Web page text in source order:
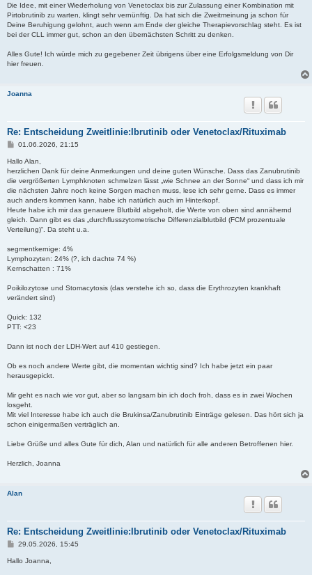
Die Idee, mit einer Wiederholung von Venetoclax bis zur Zulassung einer Kombination mit
Pirtobrutinib zu warten, klingt sehr vernünftig. Da hat sich die Zweitmeinung ja schon für
Deine Beruhigung gelohnt, auch wenn am Ende der gleiche Therapievorschlag steht. Es ist
bei der CLL immer gut, schon an den übernächsten Schritt zu denken.
Alles Gute! Ich würde mich zu gegebener Zeit übrigens über eine Erfolgsmeldung von Dir
hier freuen.
Joanna
Re: Entscheidung Zweitlinie:Ibrutinib oder Venetoclax/Rituximab
B
i
t
a
g
01.06.2026, 21:15
Hallo Alan,
herzlichen Dank für deine Anmerkungen und deine guten Wünsche. Dass das Zanubrutinib
die vergrößerten Lymphknoten schmelzen lässt „wie Schnee an der Sonne“ und dass ich mir
die nächsten Jahre noch keine Sorgen machen muss, lese ich sehr gerne. Dass es immer
auch anders kommen kann, habe ich natürlich auch im Hinterkopf.
Heute habe ich mir das genauere Blutbild abgeholt, die Werte von oben sind annähernd
gleich. Dann gibt es das „durchflusszytometrische Differenzialblutbild (FCM prozentuale
Verteilung)“. Da steht u.a.
segmentkernige: 4%
Lymphozyten: 24% (?, ich dachte 74 %)
Kernschatten : 71%
Poikilozytose und Stomacytosis (das verstehe ich so, dass die Erythrozyten krankhaft
verändert sind)
Quick: 132
PTT: <23
Dann ist noch der LDH-Wert auf 410 gestiegen.
Ob es noch andere Werte gibt, die momentan wichtig sind? Ich habe jetzt ein paar
herausgepickt.
Mir geht es nach wie vor gut, aber so langsam bin ich doch froh, dass es in zwei Wochen
losgeht.
Mit viel Interesse habe ich auch die Brukinsa/Zanubrutinib Einträge gelesen. Das hört sich ja
schon einigermaßen verträglich an.
Liebe Grüße und alles Gute für dich, Alan und natürlich für alle anderen Betroffenen hier.
Herzlich, Joanna
Alan
Re: Entscheidung Zweitlinie:Ibrutinib oder Venetoclax/Rituximab
B
i
29.05.2026, 15:45
Hallo Joanna,